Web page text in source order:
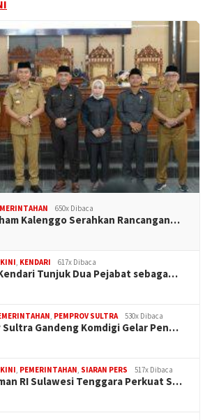
650x Dibaca
Kalenggo Serahkan Rancangan…
, KENDARI 617x Dibaca
Tunjuk Dua Pejabat sebaga…
, PEMPROV SULTRA 530x Dibaca
Sultra Gandeng Komdigi Gelar Pen…
, PEMERINTAHAN, SIARAN PERS 517x Dibaca
RI Sulawesi Tenggara Perkuat S…